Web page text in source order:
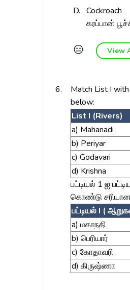
D.
Cockroach
கரப்பான்
😑 View
6.
Match List I
below:
List I (Rivers)
a) Mahanadi
b) Periyar
c) Godavari
d) Krishna
பட்டியல் 1 ஐ
கொண்டு
பட்டியல் I (
a) மகாநதி
b) பெரியார்
c) கோதாவரி
d) கிருஷ்ணா